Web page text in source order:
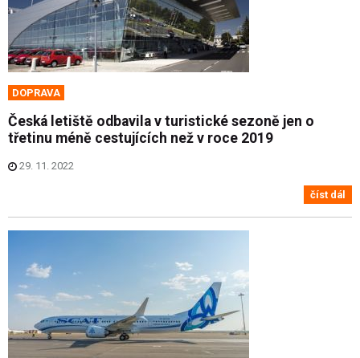
DOPRAVA
Česká letiště odbavila v turistické sezoně jen o
třetinu méně cestujících než v roce 2019
29. 11. 2022
číst dál